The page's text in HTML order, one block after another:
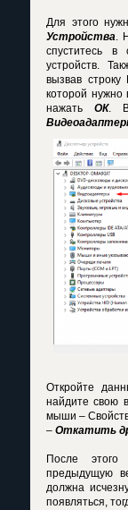
Для этого
Устройства.
спуститесь
устройств.
вызвав
которой нужно
нажать ОК. В
Откройте
найдите свою
мыши –
– Откатить
После этого
предыдущую
должна
появляться,